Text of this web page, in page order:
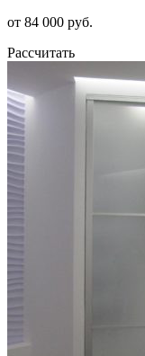
от 84 000 руб.
Рассчитать